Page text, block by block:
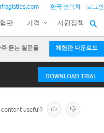
한국 연락처 로그인
판 가격 지원정책
묻는 질문들 체험판 다운로드
DOWNLOAD TRIAL
useful?